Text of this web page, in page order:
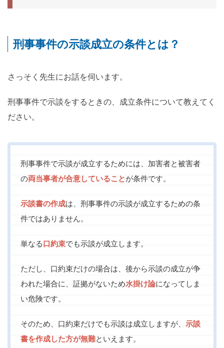
刑事事件の示談成立の条件とは？
さっそく先生にお話を伺います。
刑事事件で示談をするときの、成立条件について教えてく
ださい。
刑事事件で示談が成立するためには、加害者と被害者
の両当事者が合意していることが条件です。
示談書の作成は、刑事事件の示談が成立するための条
件ではありません。
単なる口約束でも示談が成立します。
ただし、口約束だけの場合は、後から示談の成立が争
われた場合に、証拠がないため水掛け論になってしま
い危険です。
そのため、口約束だけでも示談は成立しますが、 示談
書を作成した方が無難といえます。